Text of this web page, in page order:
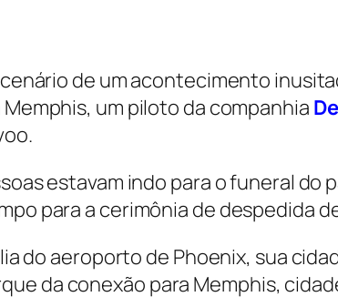
de um acontecimento
um piloto da companhia
estavam indo para o funeral do
para a cerimônia de despedida
do aeroporto de Phoenix, sua
da conexão para Memphis,